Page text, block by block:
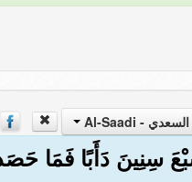
السعدي - Al-Saadi
سِنِينَ دَأَبًا فَمَا